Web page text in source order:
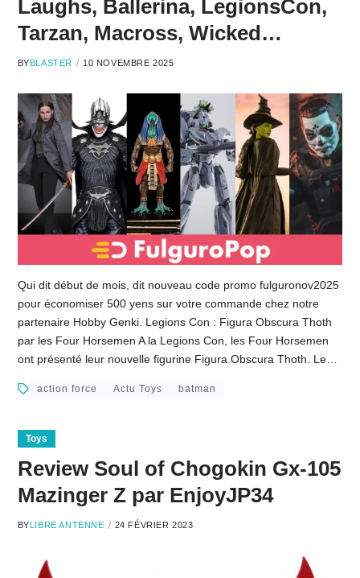
Laughs, Ballerina, LegionsCon,
Tarzan, Macross, Wicked…
BYBLASTER 10 NOVEMBRE 2025
Qui dit début de mois, dit nouveau code promo fulguronov2025
pour économiser 500 yens sur votre commande chez notre
partenaire Hobby Genki. Legions Con : Figura Obscura Thoth
par les Four Horsemen A la Legions Con, les Four Horsemen
ont présenté leur nouvelle figurine Figura Obscura Thoth. Le…
action force Actu Toys batman
Toys
Review Soul of Chogokin Gx-105
Mazinger Z par EnjoyJP34
BYLIBRE ANTENNE 24 FÉVRIER 2023